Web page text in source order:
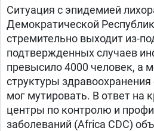
Ситуация с эпидемией
Демократической
стремительно выходит из-
подтвержденных случаев
превысило 4000 человек, а
структуры
мог мутировать. В ответ на
центры по контролю и
заболеваний (Africa CDC)